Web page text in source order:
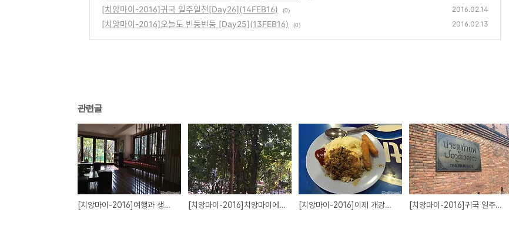
[치앙마이-2016]귀국 일주일전[Day26](14FEB16) (0) 2016.02.14
[치앙마이-2016]오늘도 빈둥빈둥 [Day25](13FEB16) (0) 2016.02.13
관련글
[치앙마이-2016]여행과 생활의 차이[Day30](18FEB16) [치앙마이-2016]치앙마이에서 일만하고 있습니다.[Day29](17FEB16) [치앙마이-2016]이제 개강인가보네요[Day27](15FEB16) [치앙마이-2016]귀국 일주일전[Day26](14FEB16)